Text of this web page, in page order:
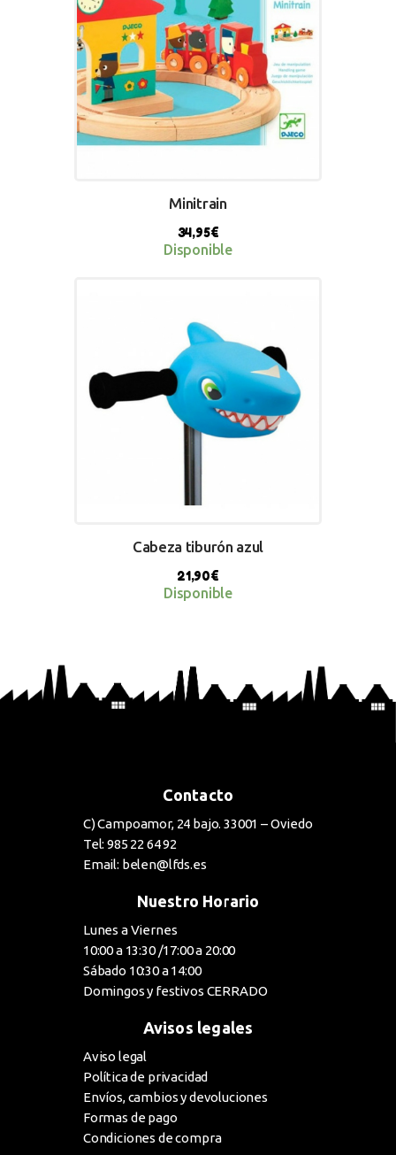
Minitrain
34,95€
Disponible
Cabeza tiburón azul
21,90€
Disponible
Contacto
C) Campoamor, 24 bajo. 33001 – Oviedo
Tel: 985 22 64 92
Email: belen@lfds.es
Nuestro Horario
Lunes a Viernes
10:00 a 13:30 /17:00 a 20:00
Sábado 10:30 a 14:00
Domingos y festivos CERRADO
Avisos legales
Aviso legal
Política de privacidad
Envíos, cambios y devoluciones
Formas de pago
Condiciones de compra